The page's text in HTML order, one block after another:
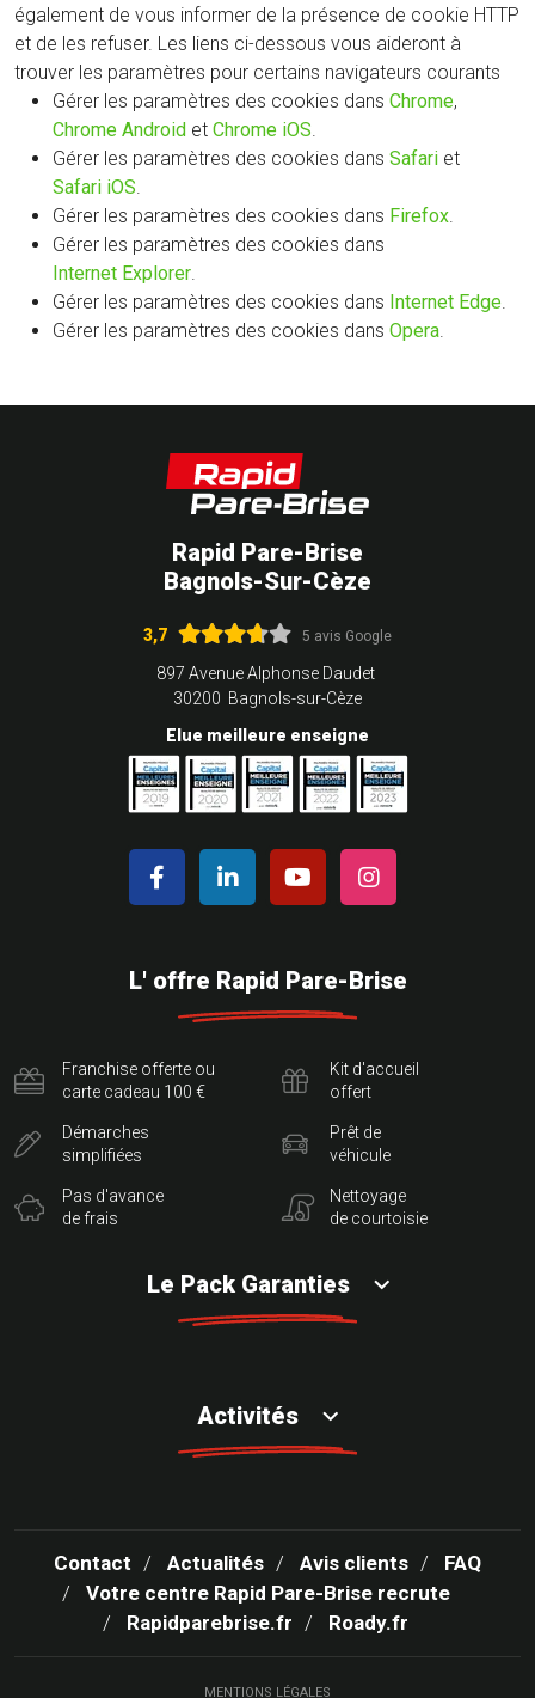
également de vous informer de la présence de cookie HTTP
et de les refuser. Les liens ci-dessous vous aideront à
trouver les paramètres pour certains navigateurs courants
Gérer les paramètres des cookies dans Chrome,
Chrome Android et Chrome iOS.
Gérer les paramètres des cookies dans Safari et
Safari iOS.
Gérer les paramètres des cookies dans Firefox.
Gérer les paramètres des cookies dans
Internet Explorer.
Gérer les paramètres des cookies dans Internet Edge.
Gérer les paramètres des cookies dans Opera.
Rapid Pare-Brise
Bagnols-Sur-Cèze
3,7 5 avis Google
897 Avenue Alphonse Daudet
30200 Bagnols-sur-Cèze
Elue meilleure enseigne
L' offre Rapid Pare-Brise
Franchise offerte ou
carte cadeau 100 €
Démarches
simplifiées
Pas d'avance
de frais
Kit d'accueil
offert
Prêt de
véhicule
Nettoyage
de courtoisie
Le Pack Garanties
Activités
Contact Actualités Avis clients
FAQ
Votre centre Rapid Pare-Brise recrute
Rapidparebrise.fr
Roady.fr
MENTIONS LÉGALES